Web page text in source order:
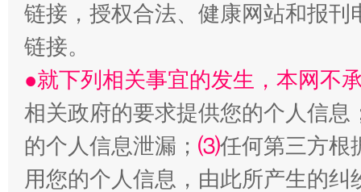
链接，授权合法、健康网站和报
链接。
●就下列相关事宜的发生，本网不
相关政府的要求提供您的个人信息
的个人信息泄漏； ⑶任何第三方根
用您的个人信息，由此所产生的纠